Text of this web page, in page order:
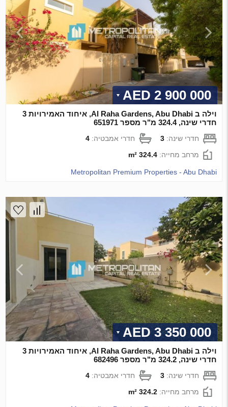
2 900 000 AED
וילה ב Al Raha Gardens, Abu Dhabi, איחוד האמירויות 3
חדרי שינה, 324.4 מ"ר מספר 651971
חדרי שינה:3 חדרי אמבטיה:4
מרחב מחייה:324.4 m²
Metropolitan Premium Properties - Abu Dhabi
3 350 000 AED
וילה ב Al Raha Gardens, Abu Dhabi, איחוד האמירויות 3
חדרי שינה, 324.2 מ"ר מספר 682496
חדרי שינה:3 חדרי אמבטיה:4
מרחב מחייה:324.2 m²